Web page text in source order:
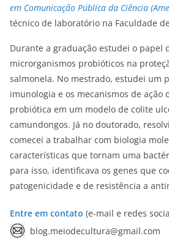
em Comunicação Pública da Ciência
técnico de laboratório na Faculdade
Durante a graduação estudei o papel
microrganismos probióticos na
salmonela. No mestrado, estudei um
imunologia e os mecanismos de ação
probiótica em um modelo de colite
camundongos. Já no doutorado,
comecei a trabalhar com biologia
características que tornam uma
para isso, identificava os genes que
patogenicidade e de resistência a
Entre em contato (e-mail e redes
blog.meiodecultura@gmail.com